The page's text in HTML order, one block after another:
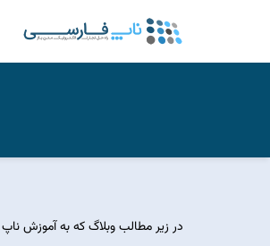
در زیر مطالب وبلاگ که به آموزش